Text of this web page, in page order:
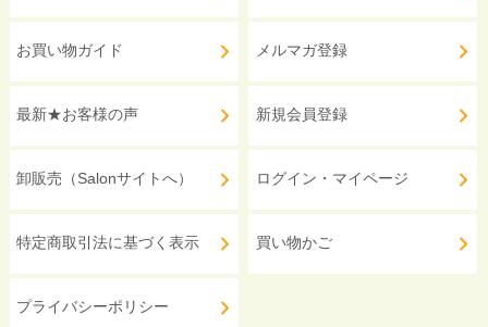
お買い物ガイド
最新★お客様の声
卸販売（Salonサイトへ）
特定商取引法に基づく表示
プライバシーポリシー
メルマガ登録
新規会員登録
ログイン・マイページ
買い物かご